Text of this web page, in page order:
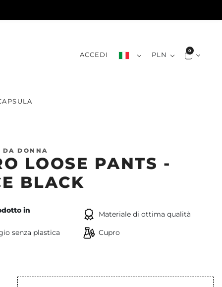
ACCEDI PLN 0
DA DONNA
LOOSE PANTS -
BLACK
in
Materiale di ottima qualità
senza plastica
Cupro